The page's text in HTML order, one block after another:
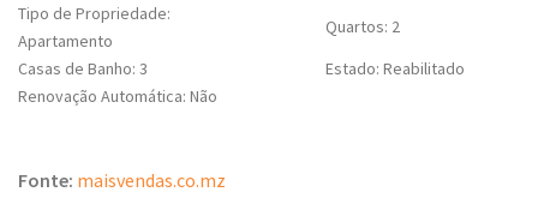
Tipo de Propriedade:
Apartamento
Quartos: 2
Casas de Banho: 3
Estado: Reabilitado
Renovação Automática: Não
Fonte: maisvendas.co.mz